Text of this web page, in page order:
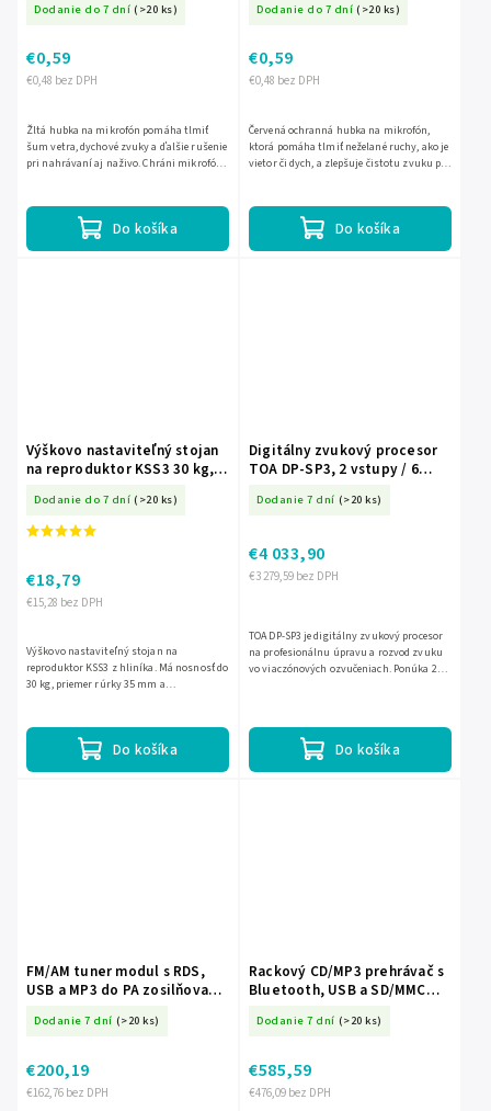
Dodanie do 7 dní (>20 ks)
€0,48 bez DPH
€0,59
Do košíka
Žltá hubka na mikrofón pomáha tlmiť
šum vetra, dychové zvuky a ďalšie rušenie
pri nahrávaní aj naživo. Chráni mikrofón
Dodanie do 7 dní (>20 ks)
€0,48 bez DPH
€0,59
Do košíka
Červená ochranná hubka na mikrofón,
ktorá pomáha tlmiť neželané ruchy, ako je
vietor či dych, a zlepšuje čistotu zvuku pri
Výškovo nastaviteľný stojan
na reproduktor KSS3 30 kg,
Dodanie do 7 dní (>20 ks)
€15,28 bez DPH
€18,79
Do košíka
Výškovo nastaviteľný stojan na
reproduktor KSS3 z hliníka. Má nosnosť do
30 kg, priemer rúrky 35 mm a
Digitálny zvukový procesor
TOA DP-SP3, 2 vstupy / 6
Dodanie 7 dní (>20 ks)
€3 279,59 bez DPH
€4 033,90
Do košíka
TOA DP-SP3 je digitálny zvukový procesor
na profesionálnu úpravu a rozvod zvuku
vo viaczónových ozvučeniach. Ponúka 2
FM/AM tuner modul s RDS,
USB a MP3 do PA zosilňovača
28182
Dodanie 7 dní (>20 ks)
€162,76 bez DPH
€200,19
Rackový CD/MP3 prehrávač s
Bluetooth, USB a SD/MMC
Dodanie 7 dní (>20 ks)
€476,09 bez DPH
€585,59